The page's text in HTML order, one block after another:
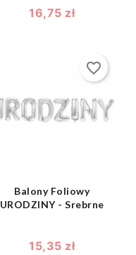
16,75 zł
shopping_bag 
Balony Foliowy
URODZINY - Srebrne
15,35 zł
favorite_border